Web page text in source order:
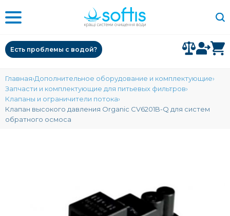
Есть проблемы с водой?
Главная Дополнительное оборудование и комплектующие
Запчасти и комплектующие для питьевых фильтров
Клапаны и ограничители потока
Клапан высокого давления Organic CV6201B-Q для систем
обратного осмоса